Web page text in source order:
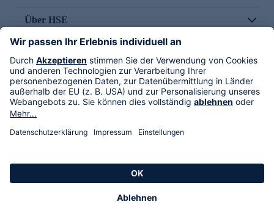
Über HSE
Im TV
HSE International